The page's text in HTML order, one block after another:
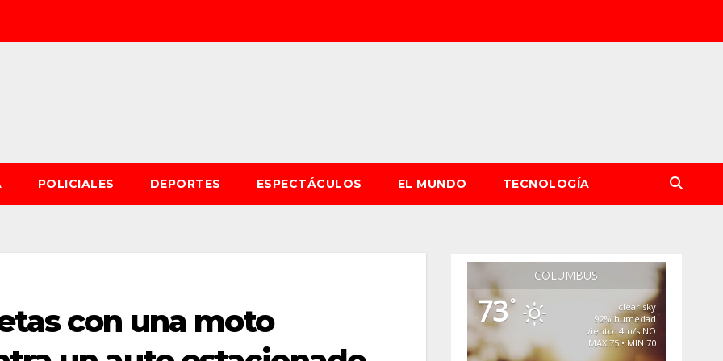
POLICIALES DEPORTES ESPECTÁCULOS EL MUNDO TECNOLOGÍA
con una moto
COLUMBUS
73°
clear sky
92% humedad
viento: 4m/s NO
MAX 75 • MIN 70